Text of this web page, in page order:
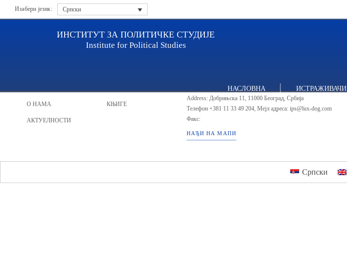
Изабери језик: Српски
ИНСТИТУТ ЗА ПОЛИТИЧКЕ СТУДИЈЕ
Institute for Political Studies
НАСЛОВНА ИСТРАЖИВАЧИ
О НАМА
АКТУЕЛНОСТИ
КЊИГЕ
ИПС - Институт за политичке студије
Address: Добрињска 11, 11000 Београд, Србија
Телефон +381 11 33 49 204, Мејл адреса: ips@lux-dog.com
Факс:
НАЂИ НА МАПИ
Српски